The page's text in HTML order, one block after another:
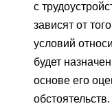
с
зависят от
условий
будет
основе его